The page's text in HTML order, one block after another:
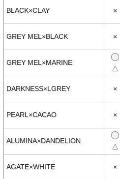
※着用、お取り扱いの際は商品につ
必ずご確認ください。
※撮影時の環境やご使用のPCモニタ
※当店取扱い商品は一部店頭在庫と
ご注文時に「在庫あり」の表示でも
生し、やむをえずご注文をキャンセ
す。完売や欠品の場合は大変ご迷惑
うえ注文いただきますようお願い申
BLACK×CLAY
×
GREY MEL×BLACK
×
GREY MEL×MARINE
△
DARKNESS×LGREY ×
PEARL×CACAO
×
ALUMINA×DANDELION
△
AGATE×WHITE
×